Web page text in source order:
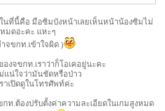
นที่นี้คือ มือซิมบังหน้าเลยเห็นหน้าน้องซิมไม่
หมดอะคะ แหะๆ
จขกท.เข้าใจผิด )
งจขกท.เราว่าก็โอเคอยู่นะคะ
ม่เเน่ใจว่ามันชัดหรือป่าว
าเปิดดูในโทรศัพท์ค่ะ
ท.ต้องปรับตั้งค่าความละเอียดในเกมสูงหมด